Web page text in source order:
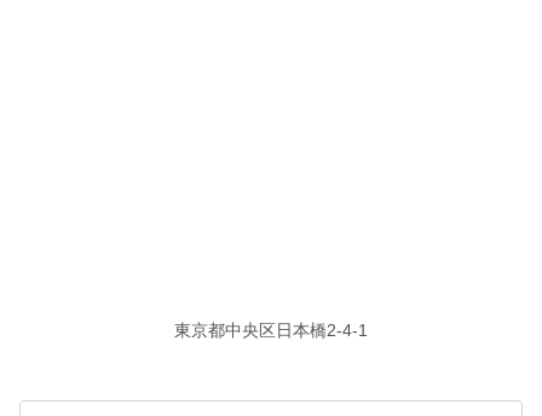
東京都中央区日本橋2-4-1